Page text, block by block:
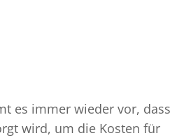
es immer wieder vor, dass
wird, um die Kosten für